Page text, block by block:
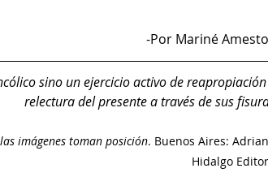
-Por Mariné
sino un ejercicio activo de
relectura del presente a través de sus
imágenes toman posición. Buenos Aires:
Hidalgo